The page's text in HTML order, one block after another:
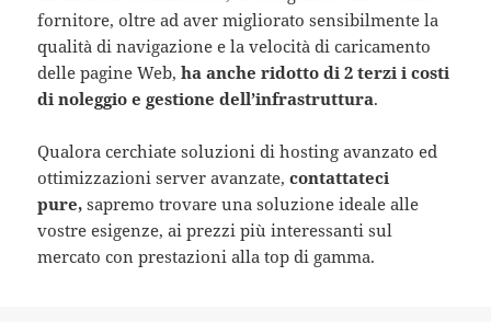
fornitore, oltre ad aver migliorato sensibilmente la
qualità di navigazione e la velocità di caricamento
delle pagine Web,ha anche ridotto di 2 terzi i costi
di noleggio e gestione dell’infrastruttura.
Qualora cerchiate soluzioni di hosting avanzato ed
ottimizzazioni server avanzate,contattateci
pure,sapremo trovare una soluzione ideale alle
vostre esigenze, ai prezzi più interessanti sul
mercato con prestazioni alla top di gamma.